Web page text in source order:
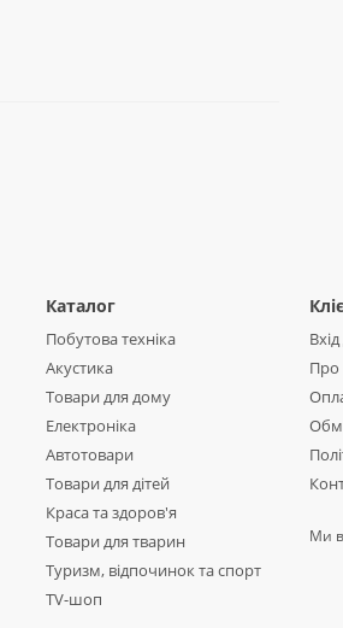
Каталог
Побутова техніка
Акустика
Товари для дому
Електроніка
Автотовари
Товари для дітей
Краса та здоров'я
Товари для тварин
Туризм, відпочинок та спорт
TV-шоп
Про
Ми